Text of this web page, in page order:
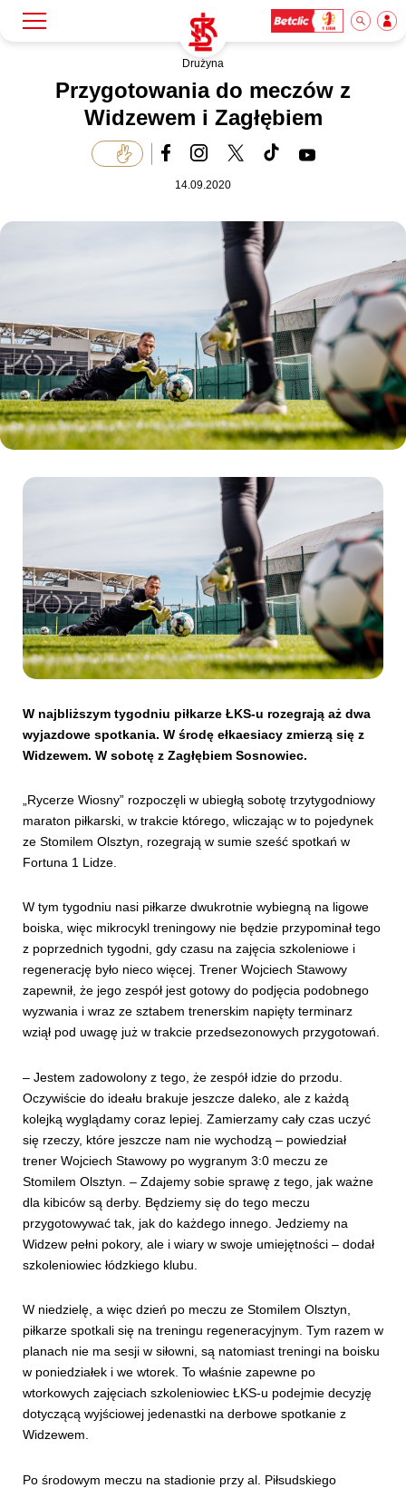
Biznes
Dla mediów
Kibice
SKLEP KUP BILET
Drużyna
Przygotowania do meczów z
Widzewem i Zagłębiem
14.09.2020
W najbliższym tygodniu piłkarze ŁKS-u rozegrają aż dwa
wyjazdowe spotkania. W środę ełkaesiacy zmierzą się z
Widzewem. W sobotę z Zagłębiem Sosnowiec.
„Rycerze Wiosny” rozpoczęli w ubiegłą sobotę trzytygodniowy
maraton piłkarski, w trakcie którego, wliczając w to pojedynek
ze Stomilem Olsztyn, rozegrają w sumie sześć spotkań w
Fortuna 1 Lidze.
W tym tygodniu nasi piłkarze dwukrotnie wybiegną na ligowe
boiska, więc mikrocykl treningowy nie będzie przypominał tego
z poprzednich tygodni, gdy czasu na zajęcia szkoleniowe i
regenerację było nieco więcej. Trener Wojciech Stawowy
zapewnił, że jego zespół jest gotowy do podjęcia podobnego
wyzwania i wraz ze sztabem trenerskim napięty terminarz
wziął pod uwagę już w trakcie przedsezonowych przygotowań.
– Jestem zadowolony z tego, że zespół idzie do przodu.
Oczywiście do ideału brakuje jeszcze daleko, ale z każdą
kolejką wyglądamy coraz lepiej. Zamierzamy cały czas uczyć
się rzeczy, które jeszcze nam nie wychodzą – powiedział
trener Wojciech Stawowy po wygranym 3:0 meczu ze
Stomilem Olsztyn. – Zdajemy sobie sprawę z tego, jak ważne
dla kibiców są derby. Będziemy się do tego meczu
przygotowywać tak, jak do każdego innego. Jedziemy na
Widzew pełni pokory, ale i wiary w swoje umiejętności – dodał
szkoleniowiec łódzkiego klubu.
W niedzielę, a więc dzień po meczu ze Stomilem Olsztyn,
piłkarze spotkali się na treningu regeneracyjnym. Tym razem w
planach nie ma sesji w siłowni, są natomiast treningi na boisku
w poniedziałek i we wtorek. To właśnie zapewne po
wtorkowych zajęciach szkoleniowiec ŁKS-u podejmie decyzję
dotyczącą wyjściowej jedenastki na derbowe spotkanie z
Widzewem.
Po środowym meczu na stadionie przy al. Piłsudskiego